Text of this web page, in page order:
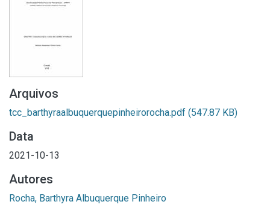
Arquivos
tcc_barthyraalbuquerquepinheirorocha.pdf (547.87 KB)
Data
2021-10-13
Autores
Rocha, Barthyra Albuquerque Pinheiro